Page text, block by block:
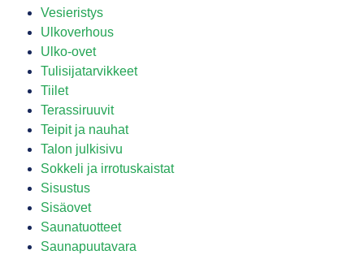
Vesieristys
Ulkoverhous
Ulko-ovet
Tulisijatarvikkeet
Tiilet
Terassiruuvit
Teipit ja nauhat
Talon julkisivu
Sokkeli ja irrotuskaistat
Sisustus
Sisäovet
Saunatuotteet
Saunapuutavara